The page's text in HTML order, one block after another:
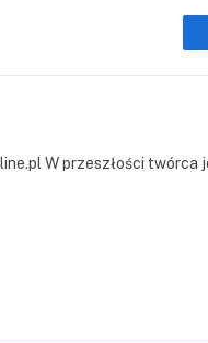
W przeszłości twórca